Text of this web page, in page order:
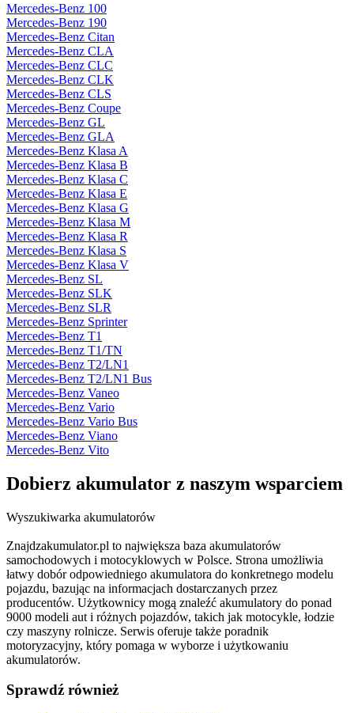
Mercedes-Benz 100
Mercedes-Benz 190
Mercedes-Benz Citan
Mercedes-Benz CLA
Mercedes-Benz CLC
Mercedes-Benz CLK
Mercedes-Benz CLS
Mercedes-Benz Coupe
Mercedes-Benz GL
Mercedes-Benz GLA
Mercedes-Benz Klasa A
Mercedes-Benz Klasa B
Mercedes-Benz Klasa C
Mercedes-Benz Klasa E
Mercedes-Benz Klasa G
Mercedes-Benz Klasa M
Mercedes-Benz Klasa R
Mercedes-Benz Klasa S
Mercedes-Benz Klasa V
Mercedes-Benz SL
Mercedes-Benz SLK
Mercedes-Benz SLR
Mercedes-Benz Sprinter
Mercedes-Benz T1
Mercedes-Benz T1/TN
Mercedes-Benz T2/LN1
Mercedes-Benz T2/LN1 Bus
Mercedes-Benz Vaneo
Mercedes-Benz Vario
Mercedes-Benz Vario Bus
Mercedes-Benz Viano
Mercedes-Benz Vito
Dobierz akumulator z naszym wsparciem
Wyszukiwarka akumulatorów
Znajdzakumulator.pl to największa baza akumulatorów
samochodowych i motocyklowych w Polsce. Strona umożliwia
łatwy dobór odpowiedniego akumulatora do konkretnego modelu
pojazdu, bazując na informacjach dostarczanych przez
producentów. Użytkownicy mogą znaleźć akumulatory do ponad
9000 modeli aut i różnych pojazdów, takich jak motocykle, łodzie
czy maszyny rolnicze. Serwis oferuje także poradnik
motoryzacyjny, który pomaga w wyborze i użytkowaniu
akumulatorów.
Sprawdź również